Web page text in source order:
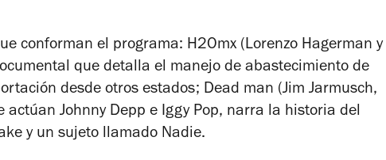
conforman el programa: H2Omx (Lorenzo Hagerman y
que detalla el manejo de abastecimiento de
desde otros estados; Dead man (Jim Jarmusch,
Johnny Depp e Iggy Pop, narra la historia del
y un sujeto llamado Nadie.